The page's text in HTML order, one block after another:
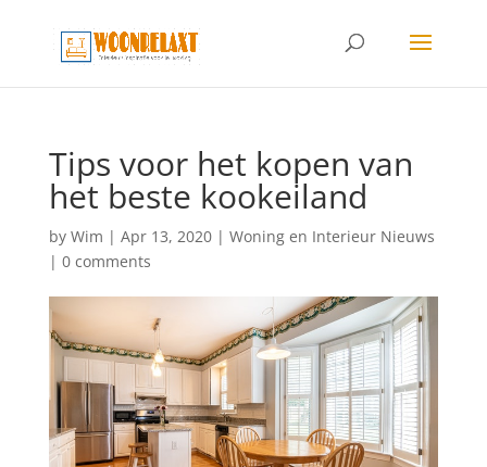
Tips voor het kopen van
het beste kookeiland
by Wim | Apr 13, 2020| Woning en Interieur Nieuws
| 0 comments